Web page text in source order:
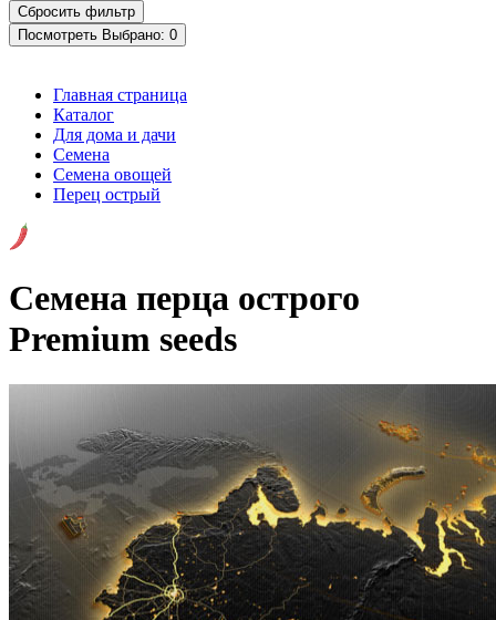
Посмотреть Выбрано: 0
Главная страница
Каталог
Для дома и дачи
Семена
Семена овощей
Перец острый
Семена перца острого
Premium seeds